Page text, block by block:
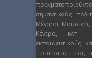
σημαντικούς
Μέγαρα
Κέντρα, κλπ
εκπαιδευτικούς
πρωτίστως προς